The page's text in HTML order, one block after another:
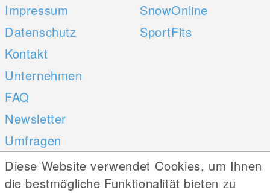
Impressum
Datenschutz
Kontakt
Unternehmen
FAQ
Newsletter
Umfragen
SnowOnline
SportFits
Mobile Apps Social Web
Diese Website verwendet Cookies, um Ihnen
die bestmögliche Funktionalität bieten zu